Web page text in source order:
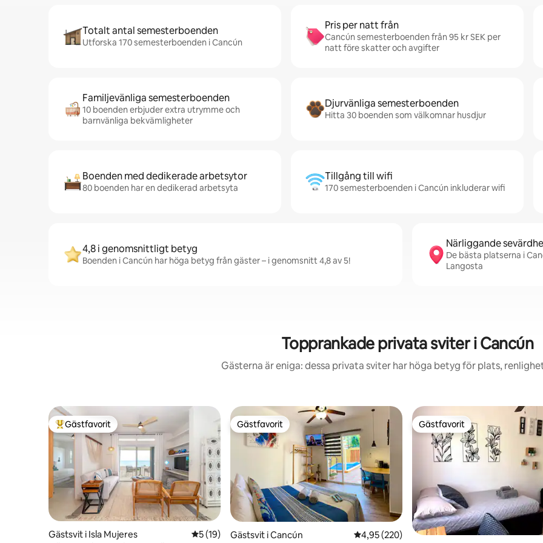
Totalt antal semesterboenden
Utforska 170 semesterboenden i Cancún
Pris per natt från
Cancún semesterboenden från 95 kr SEK per
natt före skatter och avgifter
Familjevänliga semesterboenden
10 boenden erbjuder extra utrymme och
barnvänliga bekvämligheter
Djurvänliga semesterboenden
Hitta 30 boenden som välkomnar husdjur
Boenden med dedikerade arbetsytor
80 boenden har en dedikerad arbetsyta
Tillgång till wifi
170 semesterboenden i Cancún inkluderar wifi
4,8 i genomsnittligt betyg
Boenden i Cancún har höga betyg från gäster – i genomsnitt 4,8 av 5!
Närliggande
De bästa platserna i
Langosta
Topprankade privata sviter i Cancún
Gästerna är eniga: dessa privata sviter har höga betyg för plats,
Populär gästfavorit
Gästfavorit
Gästsvit i Isla Mujeres 5 av 5 i genomsnittligt betyg, 19 omdömen
5 (19)
Gästfavorit
Gästfavorit
Gästsvit i Cancún 4,95 av 5 i genomsnittligt betyg, 220
4,95 (220)
Gästfavorit
Gästfavorit